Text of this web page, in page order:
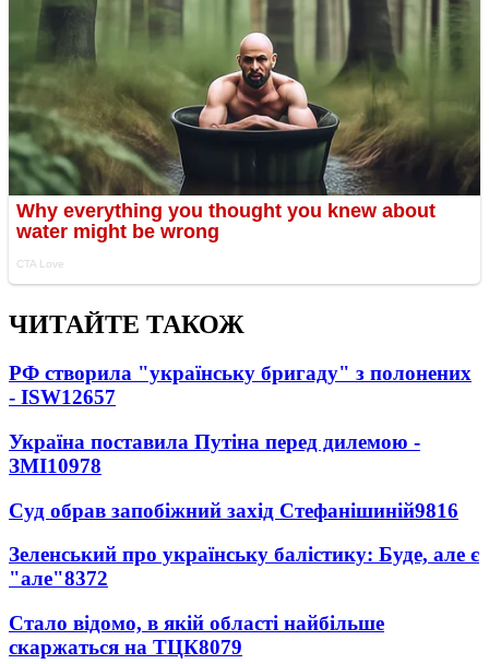
ЧИТАЙТЕ ТАКОЖ
РФ створила "українську бригаду" з полонених
- ISW12657
Україна поставила Путіна перед дилемою -
ЗМІ10978
Суд обрав запобіжний захід Стефанішиній9816
Зеленський про українську балістику: Буде, але є
"але"8372
Стало відомо, в якій області найбільше
скаржаться на ТЦК8079